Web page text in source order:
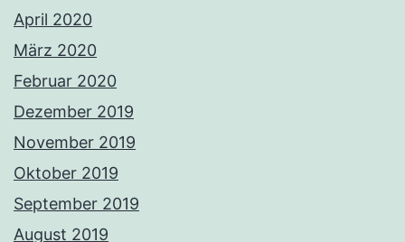
April 2020
März 2020
Februar 2020
Dezember 2019
November 2019
Oktober 2019
September 2019
August 2019